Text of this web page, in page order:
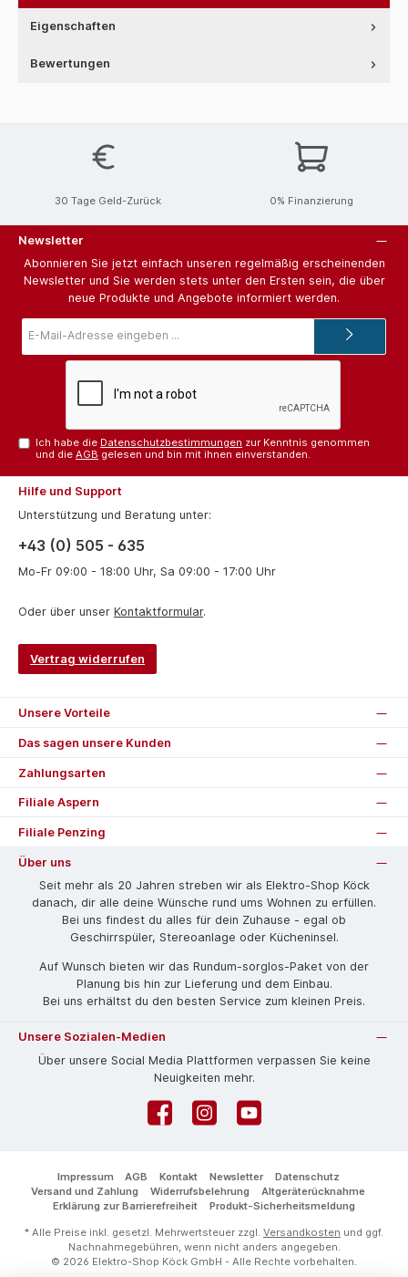
Eigenschaften
Bewertungen
30 Tage Geld-Zurück 0% Finanzierung
Newsletter
Abonnieren Sie jetzt einfach unseren regelmäßig erscheinenden
Newsletter und Sie werden stets unter den Ersten sein, die über
neue Produkte und Angebote informiert werden.
Mail-
Ich habe die Datenschutzbestimmungen zur Kenntnis genommen
und dieAGB gelesen und bin mit ihnen einverstanden.
Hilfe und Support
Unterstützung und Beratung unter:
+43 (0) 505 - 635
Mo-Fr 09:00 - 18:00 Uhr, Sa 09:00 - 17:00 Uhr
Oder über unser Kontaktformular.
Vertrag widerrufen
Unsere Vorteile
Das sagen unsere Kunden
Zahlungsarten
Filiale Aspern
Filiale Penzing
Über uns
Seit mehr als 20 Jahren streben wir als Elektro-Shop Köck
danach, dir alle deine Wünsche rund ums Wohnen zu erfüllen.
Bei uns findest du alles für dein Zuhause - egal ob
Geschirrspüler, Stereoanlage oder Kücheninsel.
Auf Wunsch bieten wir das Rund­um-sorg­los-Pa­ket von der
Planung bis hin zur Lieferung und dem Einbau.
Bei uns erhältst du den besten Service zum kleinen Preis.
Unsere Sozialen-Medien
Über unsere Social Media Plattformen verpassen Sie keine
Neuigkeiten mehr.
FacebookInstagramYouTube
Impressum AGB Kontakt Newsletter
Datenschutz
Versand und Zahlung
Widerrufsbelehrung
Altgeräterücknahme
Erklärung zur Barrierefreiheit
Produkt-Sicherheitsmeldung
* Alle Preise inkl. gesetzl. Mehrwertsteuer zzgl. Versandkosten und ggf.
Nachnahmegebühren, wenn nicht anders angegeben.
© 2026 Elektro-Shop Köck GmbH - Alle Rechte vorbehalten.